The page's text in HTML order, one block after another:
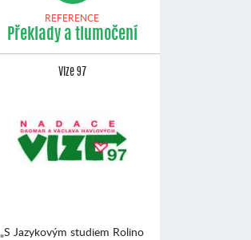
REFERENCE
Překlady a tlumočení
Vize 97
„S Jazykovým studiem Rolino